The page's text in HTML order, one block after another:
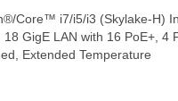
Core™ i7/i5/i3 (Skylake-H)
GigE LAN with 16 PoE+, 4
Extended Temperature